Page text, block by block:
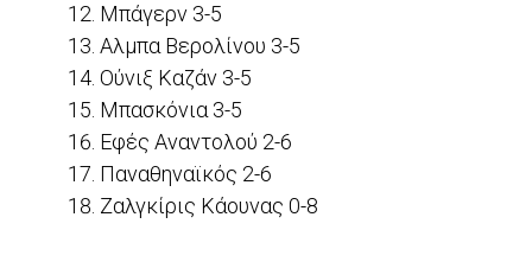
Μπάγερν 3-5
Αλμπα Βερολίνου 3-5
Ούνιξ Καζάν 3-5
Μπασκόνια 3-5
Εφές Αναντολού 2-6
Παναθηναϊκός 2-6
Ζαλγκίρις Κάουνας 0-8